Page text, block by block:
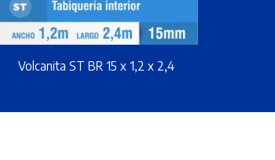
Volcanita ST BR 15 x 1,2 x 2,4